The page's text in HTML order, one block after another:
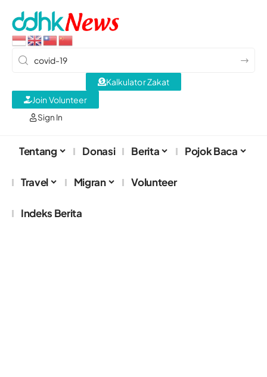
Sign In
Kalkulator Zakat
Join Volunteer
Tentang Donasi Berita Pojok Baca
Travel Migran Volunteer
Indeks Berita